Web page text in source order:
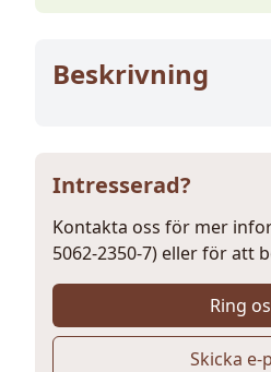
Beskrivning
Intresserad?
Kontakta oss för mer
5062-2350-7) eller för att
Ring
Skicka e-